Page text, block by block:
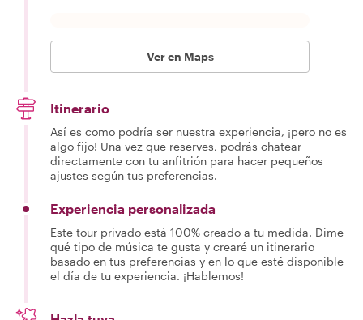
Ver en Maps
Itinerario
Así es como podría ser nuestra experiencia, ¡pero no es
algo fijo! Una vez que reserves, podrás chatear
directamente con tu anfitrión para hacer pequeños
ajustes según tus preferencias.
Experiencia personalizada
Este tour privado está 100% creado a tu medida. Dime
qué tipo de música te gusta y crearé un itinerario
basado en tus preferencias y en lo que esté disponible
el día de tu experiencia. ¡Hablemos!